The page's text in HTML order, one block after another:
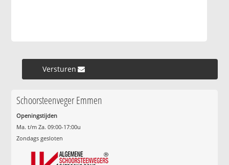
Versturen »
Schoorsteenveger Emmen
Openingstijden
Ma. t/m Za. 09:00-17:00u
Zondags gesloten